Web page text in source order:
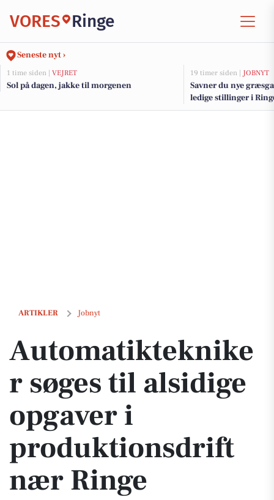
VORES Ringe
Seneste nyt ›
1 time siden | VEJRET
Sol på dagen, jakke til morgenen
19 timer siden | JOBNYT
Savner du nye
ledige stillinger i
ARTIKLER Jobnyt
Automatiktekniker søges til alsidige opgaver i produktionsdrift nær
Automatikteknike
r søges til alsidige
opgaver i
produktionsdrift
nær Ringe